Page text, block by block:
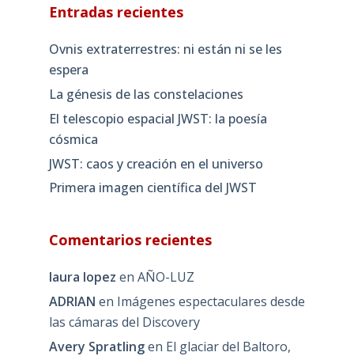
Entradas recientes
Ovnis extraterrestres: ni están ni se les
espera
La génesis de las constelaciones
El telescopio espacial JWST: la poesía
cósmica
JWST: caos y creación en el universo
Primera imagen científica del JWST
Comentarios recientes
laura lopez en AÑO-LUZ
ADRIAN en Imágenes espectaculares desde
las cámaras del Discovery
Avery Spratlingen El glaciar del Baltoro,